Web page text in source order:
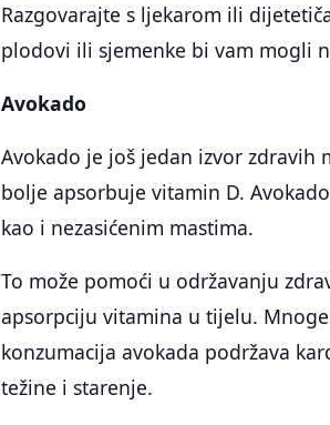
Razgovarajte s ljekarom ili
plodovi ili sjemenke bi vam mogli
Avokado
Avokado je još jedan izvor zdravih
bolje apsorbuje vitamin D.
kao i nezasićenim mastima.
To može pomoći u održavanju
apsorpciju vitamina u tijelu. Mnoge
konzumacija avokada podržava
težine i starenje.